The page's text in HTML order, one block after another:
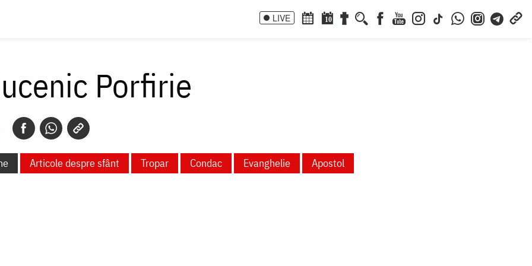
LIVE 10
Porfirie
Articole despre sfânt Tropar Condac Evanghelie Apostol